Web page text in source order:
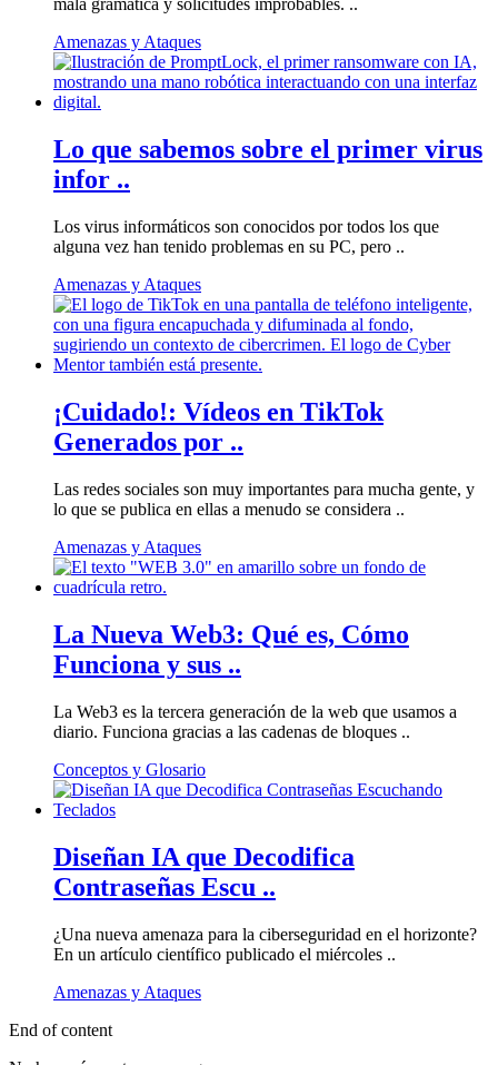
mala gramática y solicitudes improbables. ..
Amenazas y Ataques
Lo que sabemos sobre el primer virus
infor ..
Los virus informáticos son conocidos por todos los que
alguna vez han tenido problemas en su PC, pero ..
Amenazas y Ataques
¡Cuidado!: Vídeos en TikTok
Generados por ..
Las redes sociales son muy importantes para mucha gente, y
lo que se publica en ellas a menudo se considera ..
Amenazas y Ataques
La Nueva Web3: Qué es, Cómo
Funciona y sus ..
La Web3 es la tercera generación de la web que usamos a
diario. Funciona gracias a las cadenas de bloques ..
Conceptos y Glosario
Diseñan IA que Decodifica
Contraseñas Escu ..
¿Una nueva amenaza para la ciberseguridad en el horizonte?
En un artículo científico publicado el miércoles ..
Amenazas y Ataques
End of content